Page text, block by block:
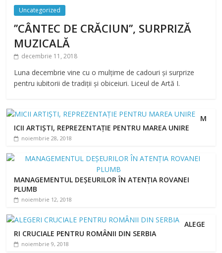
Uncategorized
’’CÂNTEC DE CRĂCIUN’’, SURPRIZĂ
MUZICALĂ
decembrie 11, 2018
Luna decembrie vine cu o mulțime de cadouri și surprize
pentru iubitorii de tradiții și obiceiuri. Liceul de Artă I.
M
ICII ARTIȘTI, REPREZENTAȚIE PENTRU MAREA UNIRE
noiembrie 28, 2018
MANAGEMENTUL DEȘEURILOR ÎN ATENȚIA ROVANEI
PLUMB
noiembrie 12, 2018
ALEGE
RI CRUCIALE PENTRU ROMÂNII DIN SERBIA
noiembrie 9, 2018